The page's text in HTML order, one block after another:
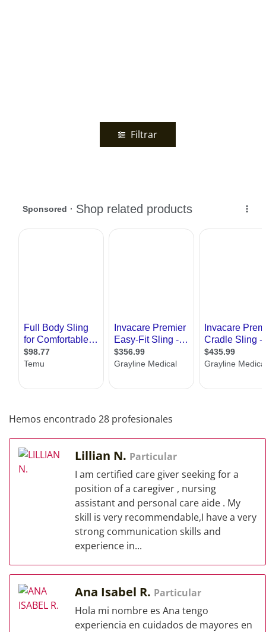
Filtrar
Hemos encontrado 28 profesionales
Lillian N. Particular
I am certified care giver seeking for a
position of a caregiver , nursing
assistant and personal care aide . My
skill is very recommendable,I have a very
strong communication skills and
experience in...
Ana Isabel R. Particular
Hola mi nombre es Ana tengo
experiencia en cuidados de mayores en